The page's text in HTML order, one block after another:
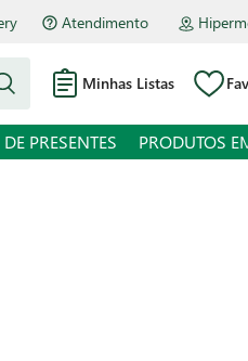
Atendimento
Minhas Listas
PRESENTES PRODUTOS